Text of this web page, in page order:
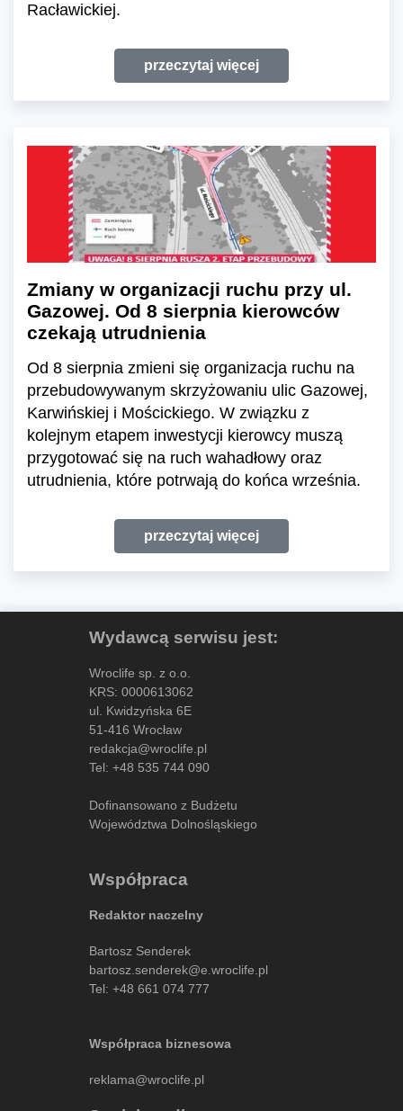
Racławickiej.
przeczytaj więcej
Zmiany w organizacji ruchu przy ul.
Gazowej. Od 8 sierpnia kierowców
czekają utrudnienia
Od 8 sierpnia zmieni się organizacja ruchu na
przebudowywanym skrzyżowaniu ulic Gazowej,
Karwińskiej i Mościckiego. W związku z
kolejnym etapem inwestycji kierowcy muszą
przygotować się na ruch wahadłowy oraz
utrudnienia, które potrwają do końca września.
przeczytaj więcej
Wydawcą serwisu jest:
Wroclife sp. z o.o.
KRS: 0000613062
ul. Kwidzyńska 6E
51-416 Wrocław
redakcja@wroclife.pl
Tel: +48 535 744 090
Dofinansowano z Budżetu
Województwa Dolnośląskiego
Współpraca
Redaktor naczelny
Bartosz Senderek
bartosz.senderek@e.wroclife.pl
Tel: +48 661 074 777
Współpraca biznesowa
reklama@wroclife.pl